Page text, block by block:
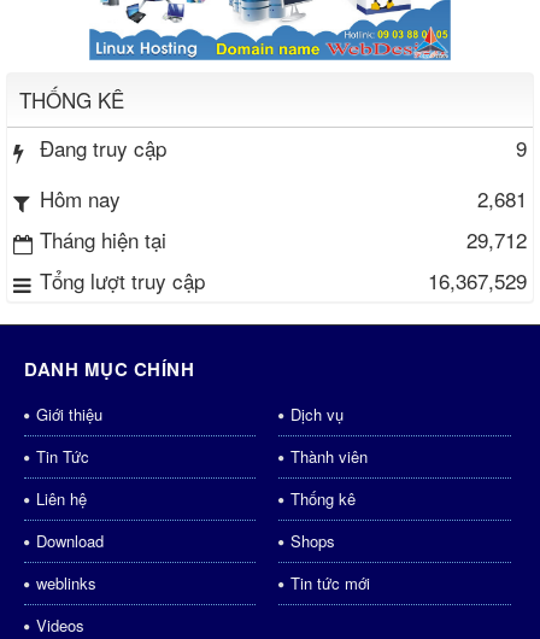
THỐNG KÊ
Đang truy cập
9
Hôm nay
2,681
Tháng hiện tại
29,712
Tổng lượt truy cập
16,367,529
DANH MỤC CHÍNH
Giới thiệu
Dịch vụ
Tin Tức
Thành viên
Liên hệ
Thống kê
Download
Shops
weblinks
Tin tức mới
Videos